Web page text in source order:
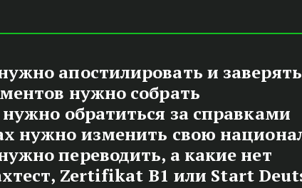
КАЧЕСТВЕННО,
апостилировать и
нужно собрать
обратиться за справками
нужно изменить свою
переводить, а какие нет
Zertifikat B1 или Start